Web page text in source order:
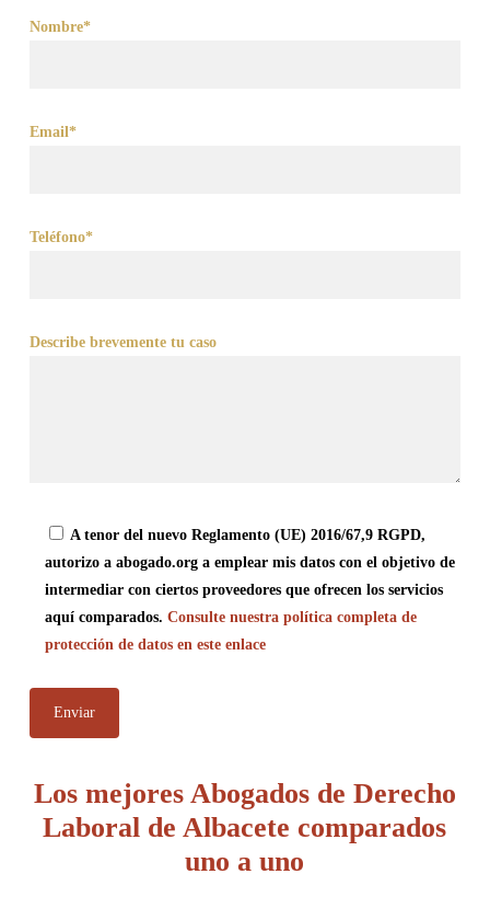
Nombre*
Email*
Teléfono*
Describe brevemente tu caso
A tenor del nuevo Reglamento (UE) 2016/67,9 RGPD,
autorizo a abogado.org a emplear mis datos con el objetivo de
intermediar con ciertos proveedores que ofrecen los servicios
aquí comparados. Consulte nuestra política completa de
protección de datos en este enlace
Los mejores Abogados de Derecho
Laboral de Albacete comparados
uno a uno